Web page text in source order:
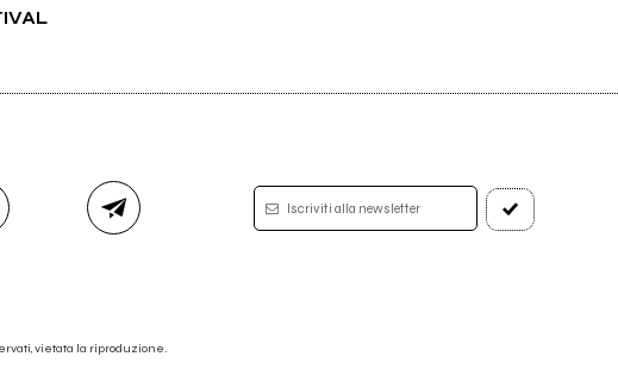
Iscriviti alla newsletter
vietata la riproduzione.